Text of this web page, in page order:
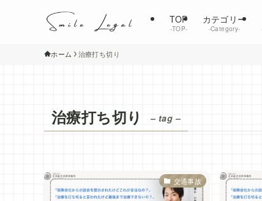
TOP
‐TOP‐
カテゴリー
‐Category‐
ホーム 治療打ち切り
治療打ち切り – tag –
交通事故